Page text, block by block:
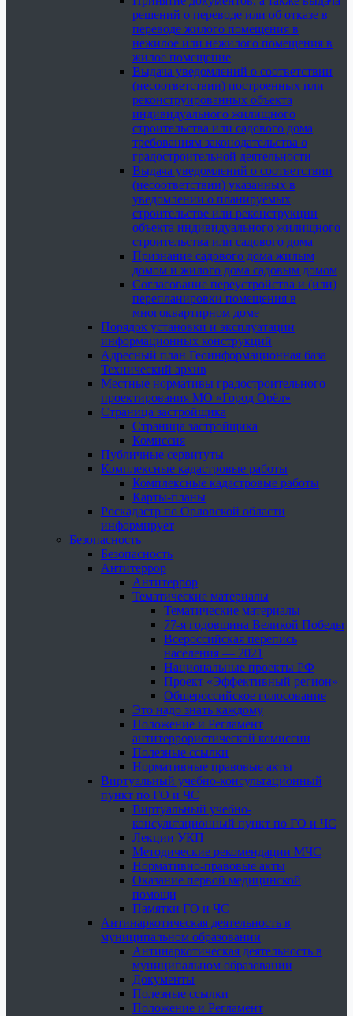
решений о переводе или об отказе в
переводе жилого помещения в
нежилое или нежилого помещения в
жилое помещение
Выдача уведомлений о соответствии
(несоответствии) построенных или
реконструированных объекта
индивидуального жилищного
строительства или садового дома
требованиям законодательства о
градостроительной деятельности
Выдача уведомлений о соответствии
(несоответствии) указанных в
уведомлении о планируемых
строительстве или реконструкции
объекта индивидуального жилищного
строительства или садового дома
Признание садового дома жилым
домом и жилого дома садовым домом
Согласование переустройства и (или)
перепланировки помещения в
многоквартирном доме
Порядок установки и эксплуатации
информационных конструкций
Адресный план Геоинформационная база
Технический архив
Местные нормативы градостроительного
проектирования МО «Город Орёл»
Страница застройщика
Страница застройщика
Комиссия
Публичные сервитуты
Комплексные кадастровые работы
Комплексные кадастровые работы
Карты-планы
Роскадастр по Орловской области
информирует
Безопасность
Безопасность
Антитеррор
Антитеррор
Тематические материалы
Тематические материалы
77-я годовщина Великой Победы
Всероссийская перепись
населения — 2021
Национальные проекты РФ
Проект «Эффективный регион»
Общероссийское голосование
Это надо знать каждому
Положение и Регламент
антитеррористической комиссии
Полезные ссылки
Нормативные правовые акты
Виртуальный учебно-консультационный
пункт по ГО и ЧС
Виртуальный учебно-
консультационный пункт по ГО и ЧС
Лекции УКП
Методические рекомендации МЧС
Нормативно-правовые акты
Оказание первой медицинской
помощи
Памятки ГО и ЧС
Антинаркотическая деятельность в
муниципальном образовании
Антинаркотическая деятельность в
муниципальном образовании
Документы
Полезные ссылки
Положение и Регламент